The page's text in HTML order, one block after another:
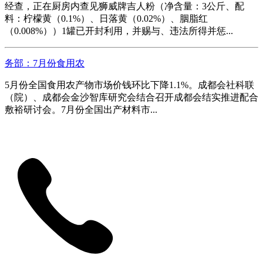
经查，正在厨房内查见狮威牌吉人粉（净含量：3公斤、配
料：柠檬黄（0.1%）、日落黄（0.02%）、胭脂红
（0.008%））1罐已开封利用，并赐与、违法所得并惩...
务部：7月份食用农
5月份全国食用农产物市场价钱环比下降1.1%。成都会社科联
（院）、成都会金沙智库研究会结合召开成都会结实推进配合
敷裕研讨会。7月份全国出产材料市...